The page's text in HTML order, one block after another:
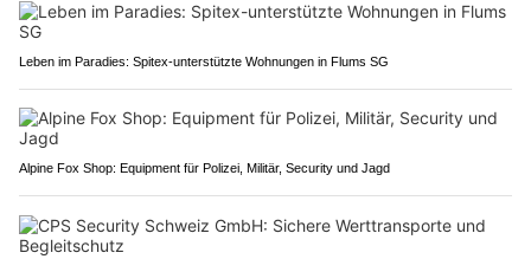
Leben im Paradies: Spitex-unterstützte Wohnungen in Flums SG
Alpine Fox Shop: Equipment für Polizei, Militär, Security und Jagd